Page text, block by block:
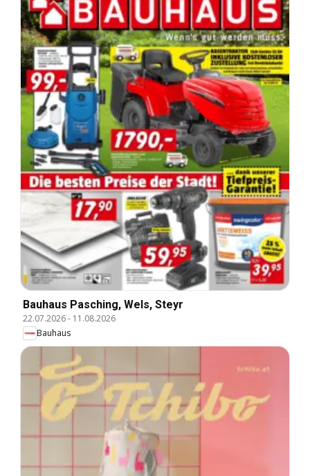
Bauhaus Pasching, Wels, Steyr
22.07.2026- 11.08.2026
Bauhaus